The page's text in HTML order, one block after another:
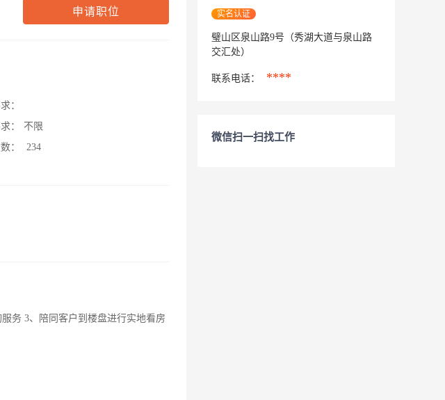
申请职位
：
：
不限
：
234
务 3、陪同客户到楼盘进行实地看房
实名认证
璧山区泉山路9号（秀湖大道与泉山路
交汇处）
联系电话： ****
微信扫一扫找工作